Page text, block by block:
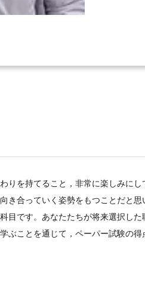
を持てること，非常に楽しみに
き合っていく姿勢をもつことだと
目です。あなたたちが将来選択し
ぶことを通じて，ペーパー試験の